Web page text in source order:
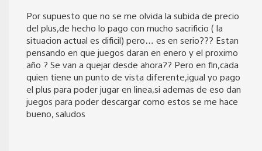
Por supuesto que no se me olvida la subida de precio
del plus,de hecho lo pago con mucho sacrificio ( la
situacion actual es dificil) pero… es en serio??? Estan
pensando en que juegos daran en enero y el proximo
año ? Se van a quejar desde ahora?? Pero en fin,cada
quien tiene un punto de vista diferente,igual yo pago
el plus para poder jugar en linea,si ademas de eso dan
juegos para poder descargar como estos se me hace
bueno, saludos